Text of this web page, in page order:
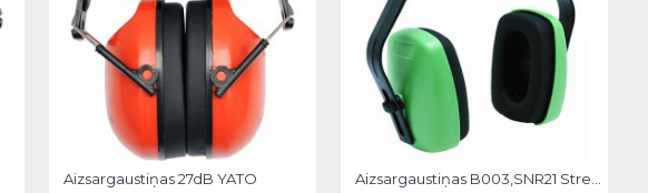
Aizsargaustiņas 27dB YATO